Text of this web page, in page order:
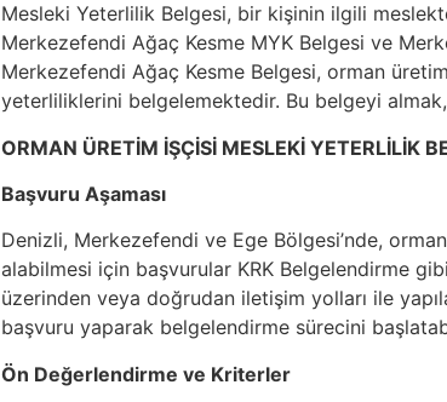
Mesleki Yeterlilik Belgesi, bir kişinin ilgili
Merkezefendi Ağaç Kesme MYK Belgesi ve
Merkezefendi Ağaç Kesme Belgesi, orman
yeterliliklerini belgelemektedir. Bu belgeyi
ORMAN ÜRETİM İŞÇİSİ MESLEKİ YETERLİLİK
Başvuru Aşaması
Denizli, Merkezefendi ve Ege Bölgesi’nde,
alabilmesi için başvurular KRK Belgelendirme
üzerinden veya doğrudan iletişim yolları ile
başvuru yaparak belgelendirme sürecini
Ön Değerlendirme ve Kriterler